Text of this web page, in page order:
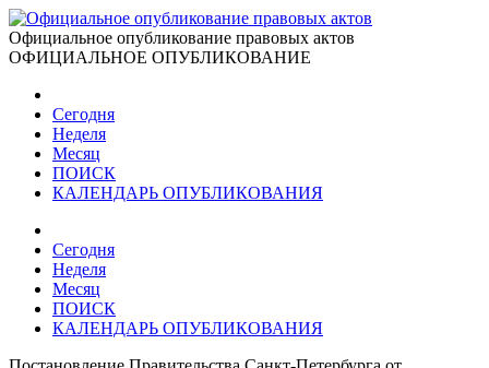
Официальное опубликование правовых актов
ОФИЦИАЛЬНОЕ ОПУБЛИКОВАНИЕ
Сегодня
Неделя
Месяц
ПОИСК
КАЛЕНДАРЬ ОПУБЛИКОВАНИЯ
Сегодня
Неделя
Месяц
ПОИСК
КАЛЕНДАРЬ ОПУБЛИКОВАНИЯ